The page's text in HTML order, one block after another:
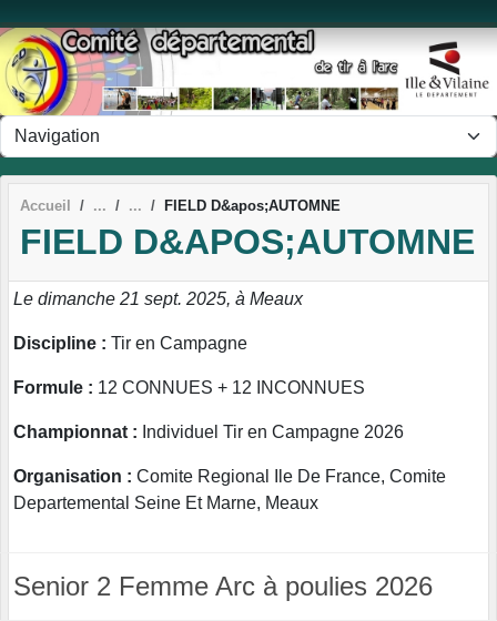
Accueil FIELD D&apos;AUTOMNE
FIELD D&APOS;AUTOMNE
Le dimanche 21 sept. 2025, à Meaux
Discipline : Tir en Campagne
Formule : 12 CONNUES + 12 INCONNUES
Championnat : Individuel Tir en Campagne 2026
Organisation : Comite Regional Ile De France, Comite
Departemental Seine Et Marne, Meaux
Senior 2 Femme Arc à poulies 2026